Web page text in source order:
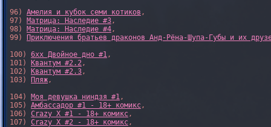
96) Амелия и кубок семи котиков ,
97) Матрица: Наследие #3,
98) Матрица: Наследие #4,
99)
Приключения братьев драконов Анд-Рёна-Шупа-Губы и их
100) 6xx Двойное дно #1,
101)
Квантум #2.2,
102)
Квантум #2.3,
103)
Пляж,
104) Моя девушка ниндзя #1,
105) Амбассадор #1 - 18+ комикс,
106) Crazy X #1 - 18+ комикс,
107) Crazy X #2 - 18+ комикс,